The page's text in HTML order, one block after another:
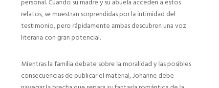
personal. Cuando su madre y su abuela acceden a estos
relatos, se muestran sorprendidas por la intimidad del
testimonio, pero rápidamente ambas descubren una voz
literaria con gran potencial.
Mientras la familia debate sobre la moralidad y las posibles
consecuencias de publicar el material, Johanne debe